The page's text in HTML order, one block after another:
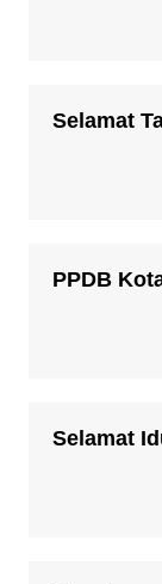
Selamat
PPDB
Selamat